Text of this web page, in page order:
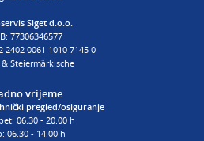
Siget d.o.o.
77306346577
2402 0061 1010 7145 0
& Steiermärkische
vrijeme
pregled/osiguranje
06.30 - 20.00 h
06.30 - 14.00 h